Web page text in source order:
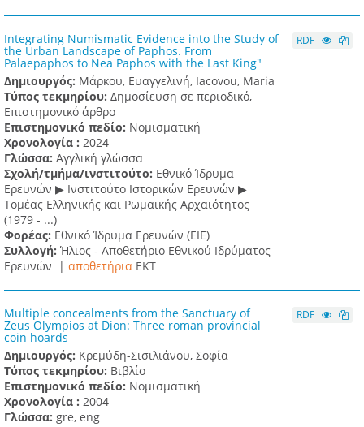
Integrating Numismatic Evidence into the Study of
the Urban Landscape of Paphos. From
Palaepaphos to Nea Paphos with the Last King"
Δημιουργός: Μάρκου, Ευαγγελινή, Iacovou, Maria
Τύπος τεκμηρίου: Δημοσίευση σε περιοδικό,
Επιστημονικό άρθρο
Επιστημονικό πεδίο: Νομισματική
Χρονολογία : 2024
Γλώσσα: Αγγλική γλώσσα
Σχολή/τμήμα/ινστιτούτο: Εθνικό Ίδρυμα
Ερευνών ▶ Ινστιτούτο Ιστορικών Ερευνών ▶
Τομέας Ελληνικής και Ρωμαϊκής Αρχαιότητος
(1979 - ...)
Φορέας: Εθνικό Ίδρυμα Ερευνών (ΕΙΕ)
Συλλογή:Ήλιος - Αποθετήριο Εθνικού Ιδρύματος
Ερευνών | αποθετήρια EKT
RDF
Multiple concealments from the Sanctuary of
Zeus Olympios at Dion: Three roman provincial
coin hoards
Δημιουργός: Κρεμύδη-Σισιλιάνου, Σοφία
Τύπος τεκμηρίου: Βιβλίο
Επιστημονικό πεδίο: Νομισματική
Χρονολογία : 2004
Γλώσσα: gre, eng
RDF